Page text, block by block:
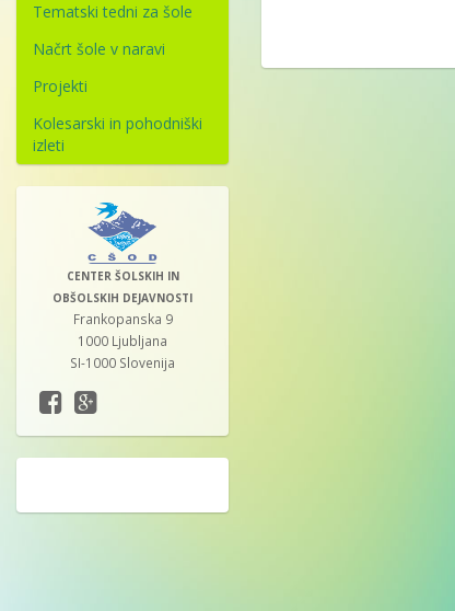
Tematski tedni za šole
Načrt šole v naravi
Projekti
Kolesarski in pohodniški
izleti
CENTER ŠOLSKIH IN
OBŠOLSKIH DEJAVNOSTI
Frankopanska 9
1000 Ljubljana
SI-1000 Slovenija